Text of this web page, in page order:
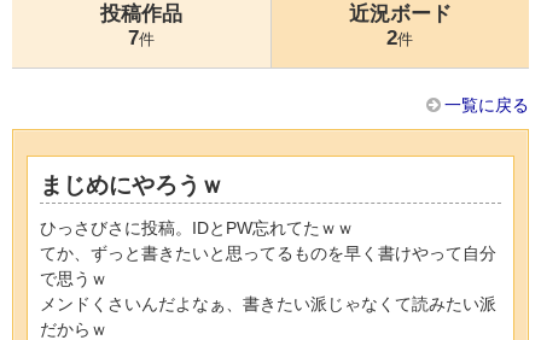
投稿作品
7件
近況ボード
2件
一覧に戻る
まじめにやろうｗ
ひっさびさに投稿。IDとPW忘れてたｗｗ
てか、ずっと書きたいと思ってるものを早く書けやって自分
で思うｗ
メンドくさいんだよなぁ、書きたい派じゃなくて読みたい派
だからｗ